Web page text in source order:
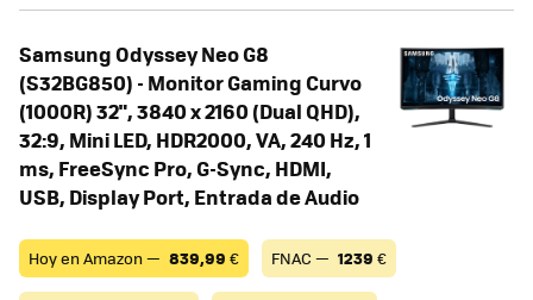
Samsung Odyssey Neo G8
(S32BG850) - Monitor Gaming Curvo
(1000R) 32", 3840 x 2160 (Dual QHD),
32:9, Mini LED, HDR2000, VA, 240 Hz, 1
ms, FreeSync Pro, G-Sync, HDMI,
USB, Display Port, Entrada de Audio
Hoy en Amazon — 839,99 € FNAC — 1239 €